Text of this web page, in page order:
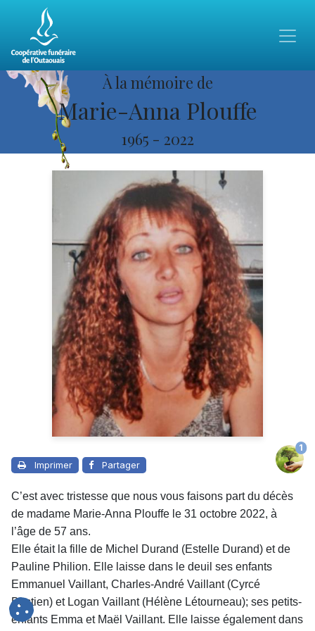
À la mémoire de
Marie-Anna Plouffe
1965 - 2022
Imprimer Partager
1
C’est avec tristesse que nous vous faisons part du décès
de madame Marie-Anna Plouffe le 31 octobre 2022, à
l’âge de 57 ans.
Elle était la fille de Michel Durand (Estelle Durand) et de
Pauline Philion. Elle laisse dans le deuil ses enfants
Emmanuel Vaillant, Charles-André Vaillant (Cyrcé
Bastien) et Logan Vaillant (Hélène Létourneau); ses petits-
enfants Emma et Maël Vaillant. Elle laisse également dans